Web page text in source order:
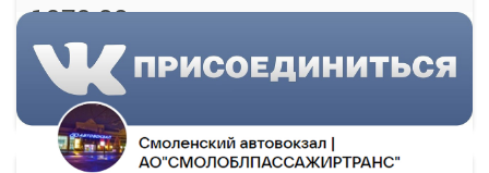
Детали рейса
1373.88
15 свободных мест